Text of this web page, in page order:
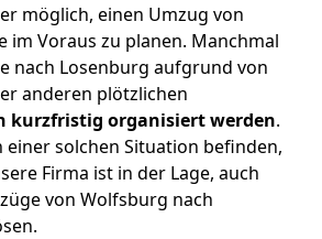
möglich, einen Umzug von
im Voraus zu planen. Manchmal
nach Losenburg aufgrund von
anderen plötzlichen
kurzfristig organisiert werden.
einer solchen Situation befinden,
Firma ist in der Lage, auch
von Wolfsburg nach